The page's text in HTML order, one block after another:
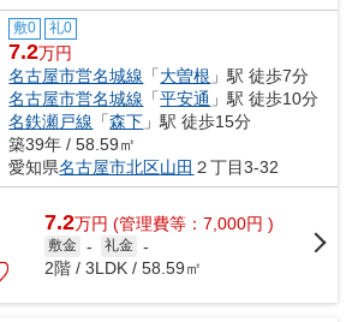
敷0 礼0
7.2万円
名古屋市営名城線 「大曽根 」駅 徒歩7分
名古屋市営名城線 「平安通 」駅 徒歩10分
名鉄瀬戸線 「森下 」駅 徒歩15分
築39年 / 58.59㎡
愛知県名古屋市北区山田 ２丁目3-32
7.2万円 (管理費等：7,000円 )
敷金 - 礼金 -
2階 / 3LDK / 58.59㎡